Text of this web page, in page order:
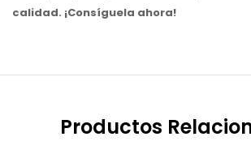
calidad. ¡Consíguela ahora!
Productos